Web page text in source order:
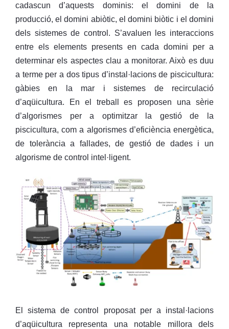
cadascun d’aquests dominis: el domini de la
producció, el domini abiòtic, el domini biòtic i el domini
dels sistemes de control. S’avaluen les interaccions
entre els elements presents en cada domini per a
determinar els aspectes clau a monitorar. Això es duu
a terme per a dos tipus d’instal·lacions de piscicultura:
gàbies en la mar i sistemes de recirculació
d’aqüicultura. En el treball es proposen una sèrie
d’algorismes per a optimitzar la gestió de la
piscicultura, com a algorismes d’eficiència energètica,
de tolerància a fallades, de gestió de dades i un
algorisme de control intel·ligent.
El sistema de control proposat per a instal·lacions
d’aqüicultura representa una notable millora dels